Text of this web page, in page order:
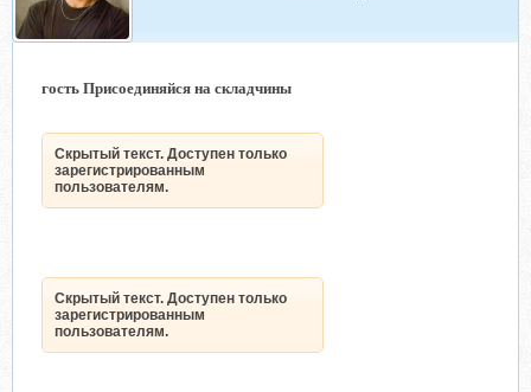
гость Присоединяйся на складчины
Скрытый текст. Доступен только
зарегистрированным
пользователям.
Скрытый текст. Доступен только
зарегистрированным
пользователям.